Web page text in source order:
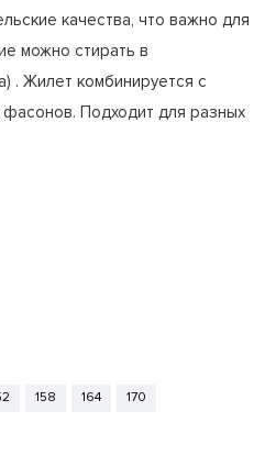
качества, что важно для
можно стирать в
. Жилет комбинируется с
Подходит для разных
158 164 170